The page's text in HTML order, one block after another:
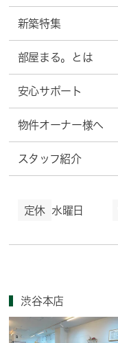
新築特集
部屋まる。とは
安心サポート
物件オーナー様へ
スタッフ紹介
定休 水曜日
渋谷本店